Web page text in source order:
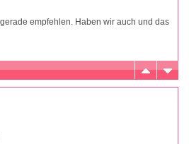
empfehlen. Haben wir auch und das